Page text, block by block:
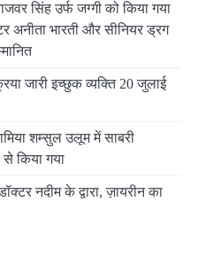
सिंह उर्फ जग्गी को किया गया
अनीता भारती और सीनियर ड्रग
जारी इच्छुक व्यक्ति 20 जुलाई
शम्सुल उलूम में साबरी
से किया गया
नदीम के द्वारा, ज़ायरीन का